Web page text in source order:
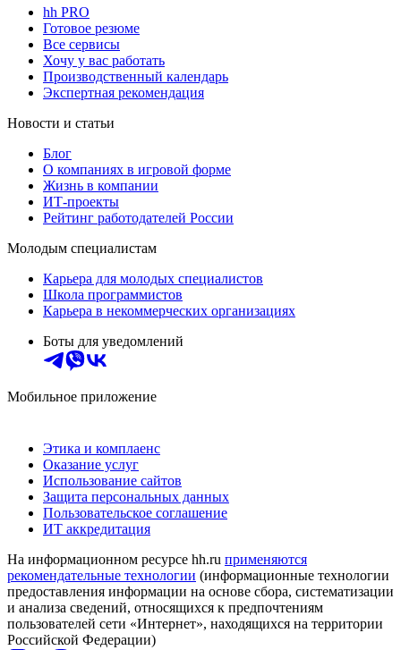
hh PRO
Готовое резюме
Все сервисы
Хочу у вас работать
Производственный календарь
Экспертная рекомендация
Новости и статьи
Блог
О компаниях в игровой форме
Жизнь в компании
ИТ-проекты
Рейтинг работодателей России
Молодым специалистам
Карьера для молодых специалистов
Школа программистов
Карьера в некоммерческих организациях
Боты для уведомлений
Мобильное приложение
Этика и комплаенс
Оказание услуг
Использование сайтов
Защита персональных данных
Пользовательское соглашение
ИТ аккредитация
На информационном ресурсе hh.ru применяются
рекомендательные технологии (информационные технологии
предоставления информации на основе сбора, систематизации
и анализа сведений, относящихся к предпочтениям
пользователей сети «Интернет», находящихся на территории
Российской Федерации)